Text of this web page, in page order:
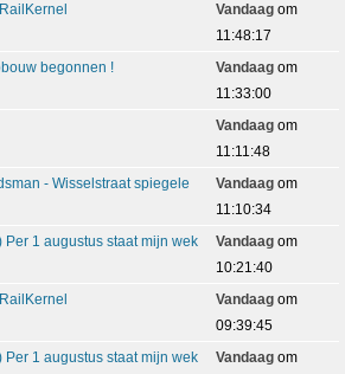
Vandaag om
11:48:17
begonnen !
Vandaag om
11:33:00
Vandaag om
11:11:48
- Wisselstraat spiegele
Vandaag om
11:10:34
1 augustus staat mijn wek
Vandaag om
10:21:40
Vandaag om
09:39:45
1 augustus staat mijn wek
Vandaag om